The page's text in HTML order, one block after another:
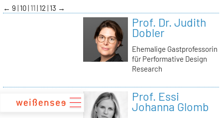
zum
Inhalt
← 9 10 11 12 13 →
Prof. Dr. Judith
Dobler
Ehemalige Gastprofessorin
für Performative Design
Research
Prof. Essi
Johanna Glomb